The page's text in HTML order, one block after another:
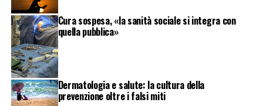
Cura sospesa, «la sanità sociale si integra con
quella pubblica»
Dermatologia e salute: la cultura della
prevenzione oltre i falsi miti